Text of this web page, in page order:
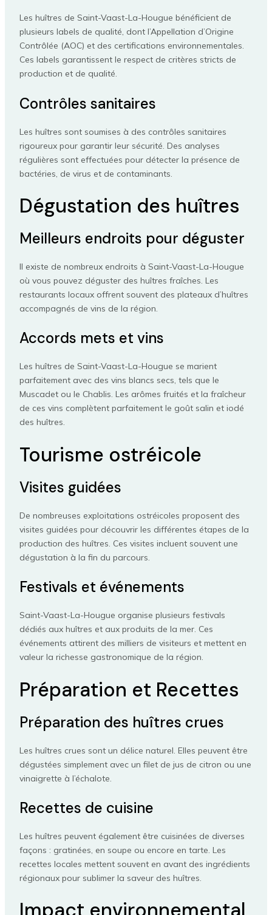
Les huîtres de Saint-Vaast-La-Hougue bénéficient de
plusieurs labels de qualité, dont l’Appellation d’Origine
Contrôlée (AOC) et des certifications environnementales.
Ces labels garantissent le respect de critères stricts de
production et de qualité.
Contrôles sanitaires
Les huîtres sont soumises à des contrôles sanitaires
rigoureux pour garantir leur sécurité. Des analyses
régulières sont effectuées pour détecter la présence de
bactéries, de virus et de contaminants.
Dégustation des huîtres
Meilleurs endroits pour déguster
Il existe de nombreux endroits à Saint-Vaast-La-Hougue
où vous pouvez déguster des huîtres fraîches. Les
restaurants locaux offrent souvent des plateaux d’huîtres
accompagnés de vins de la région.
Accords mets et vins
Les huîtres de Saint-Vaast-La-Hougue se marient
parfaitement avec des vins blancs secs, tels que le
Muscadet ou le Chablis. Les arômes fruités et la fraîcheur
de ces vins complètent parfaitement le goût salin et iodé
des huîtres.
Tourisme ostréicole
Visites guidées
De nombreuses exploitations ostréicoles proposent des
visites guidées pour découvrir les différentes étapes de la
production des huîtres. Ces visites incluent souvent une
dégustation à la fin du parcours.
Festivals et événements
Saint-Vaast-La-Hougue organise plusieurs festivals
dédiés aux huîtres et aux produits de la mer. Ces
événements attirent des milliers de visiteurs et mettent en
valeur la richesse gastronomique de la région.
Préparation et Recettes
Préparation des huîtres crues
Les huîtres crues sont un délice naturel. Elles peuvent être
dégustées simplement avec un filet de jus de citron ou une
vinaigrette à l’échalote.
Recettes de cuisine
Les huîtres peuvent également être cuisinées de diverses
façons : gratinées, en soupe ou encore en tarte. Les
recettes locales mettent souvent en avant des ingrédients
régionaux pour sublimer la saveur des huîtres.